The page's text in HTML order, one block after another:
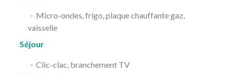
Micro-ondes, frigo, plaque chauffante gaz,
vaisselle
Séjour
Clic-clac, branchement TV